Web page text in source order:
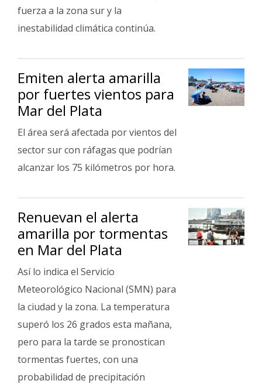
fuerza a la zona sur y la
inestabilidad climática continúa.
Emiten alerta amarilla
por fuertes vientos para
Mar del Plata
El área será afectada por vientos del
sector sur con ráfagas que podrían
alcanzar los 75 kilómetros por hora.
Renuevan el alerta
amarilla por tormentas
en Mar del Plata
Así lo indica el Servicio
Meteorológico Nacional (SMN) para
la ciudad y la zona. La temperatura
superó los 26 grados esta mañana,
pero para la tarde se pronostican
tormentas fuertes, con una
probabilidad de precipitación